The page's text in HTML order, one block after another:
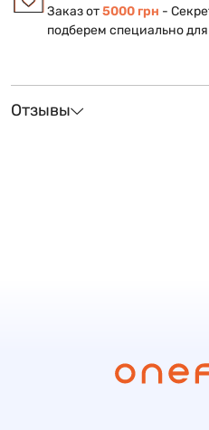
Заказ от5000 грн -
подберем специально
Отзывы